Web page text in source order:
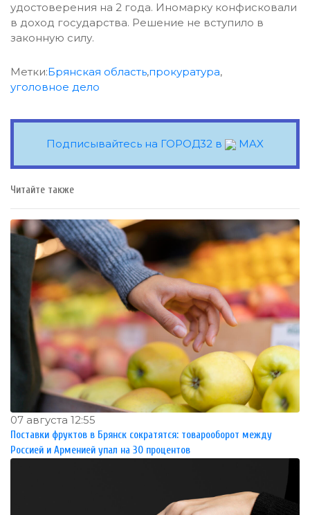
удостоверения на 2 года. Иномарку конфисковали
в доход государства. Решение не вступило в
законную силу.
Метки:Брянская область,прокуратура,
уголовное дело
Подписывайтесь на ГОРОД32 в MAX
Читайте также
07 августа 12:55
Поставки фруктов в Брянск сократятся: товарооборот между
Россией и Арменией упал на 30 процентов